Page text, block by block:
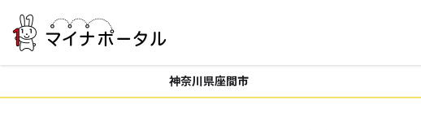
神奈川県座間市